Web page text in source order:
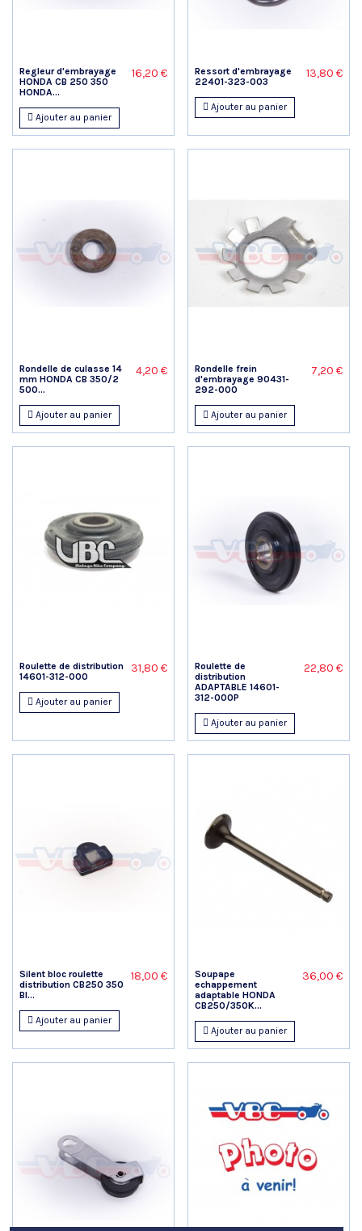
Regleur d'embrayage
HONDA CB 250 350
HONDA...
16,20 €
Ajouter au panier
Ressort d'embrayage
22401-323-003
13,80 €
Ajouter au panier
Rondelle de culasse 14
mm HONDA CB 350/2
500...
4,20 €
Ajouter au panier
Rondelle frein
d'embrayage 90431-
292-000
7,20 €
Ajouter au panier
Roulette de distribution
14601-312-000
31,80 €
Ajouter au panier
Roulette de
distribution
ADAPTABLE 14601-
312-000P
22,80 €
Ajouter au panier
Silent bloc roulette
distribution CB250 350
BI...
18,00 €
Ajouter au panier
Soupape
echappement
adaptable HONDA
CB250/350K...
36,00 €
Ajouter au panier